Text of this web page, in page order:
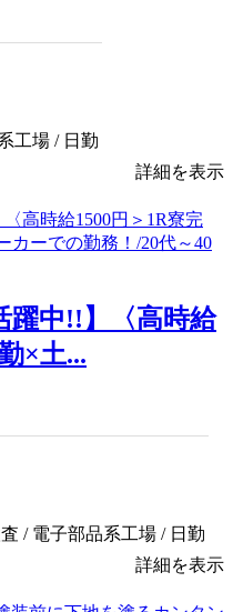
工場 / 日勤
詳細を表示
躍中!!】〈高時給
×土...
/ 電子部品系工場 / 日勤
詳細を表示